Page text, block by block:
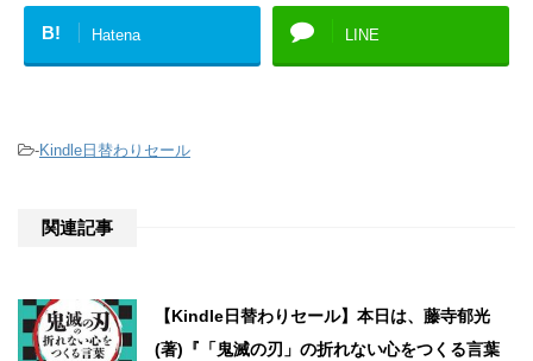
B! Hatena LINE
-Kindle日替わりセール
関連記事
【Kindle日替わりセール】本日は、藤寺郁光
(著)『「鬼滅の刃」の折れない心をつくる言葉